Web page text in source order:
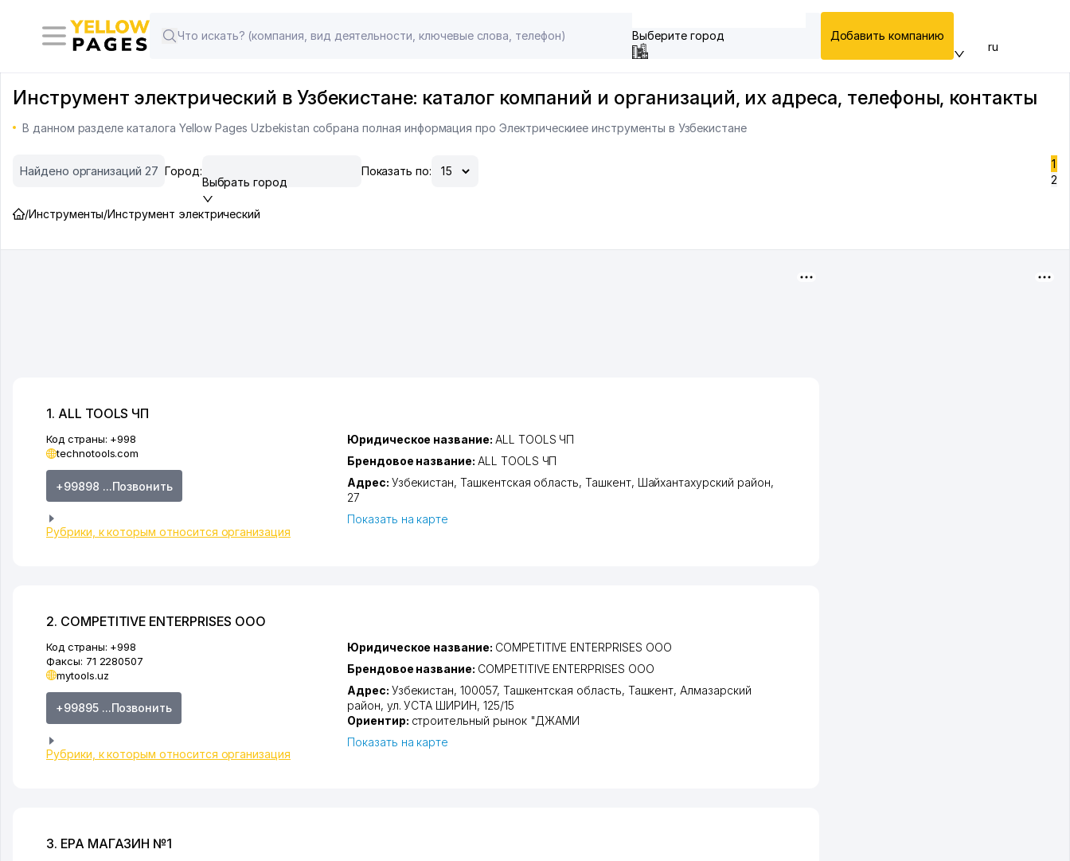
Выберите город Добавить компанию
ru
Инструмент электрический в Узбекистане: каталог компаний и организаций, их адреса, телефоны, контакты
В данном разделе каталога Yellow Pages Uzbekistan собрана полная информация про Электрическиее инструменты в Узбекистане
Найдено организаций 27 Город:
Выбрать город
Показать по:
1
2
/Инструменты/Инструмент электрический
1. ALL TOOLS ЧП
Код страны: +998
technotools.com
+99898 ...Позвонить
Рубрики, к которым относится организация
Юридическое название: ALL TOOLS ЧП
Брендовое название: ALL TOOLS ЧП
Адрес: Узбекистан,Ташкентская область,Ташкент, Шайхантахурский район,
27
Показать на карте
2. COMPETITIVE ENTERPRISES ООО
Код страны: +998
Факсы: 71 2280507
mytools.uz
+99895 ...Позвонить
Рубрики, к которым относится организация
Юридическое название: COMPETITIVE ENTERPRISES ООО
Брендовое название: COMPETITIVE ENTERPRISES ООО
Адрес: Узбекистан, 100057, Ташкентская область, Ташкент,Алмазарский
район, ул. УСТА ШИРИН, 125/15
Ориентир: строительный рынок "ДЖАМИ
Показать на карте
3. EPA МАГАЗИН №1